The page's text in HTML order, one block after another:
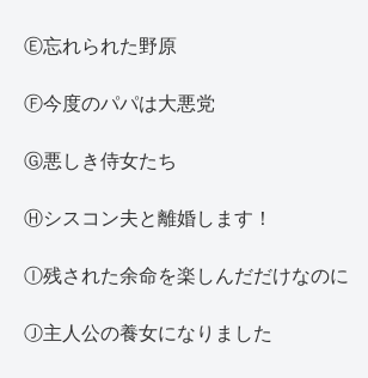
Ⓔ忘れられた野原
Ⓕ今度のパパは大悪党
Ⓖ悪しき侍女たち
Ⓗシスコン夫と離婚します！
Ⓘ残された余命を楽しんだだけなのに
Ⓙ主人公の養女になりました